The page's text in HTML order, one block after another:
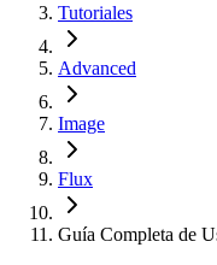
Tutoriales
Advanced
Image
Flux
Guía Completa de